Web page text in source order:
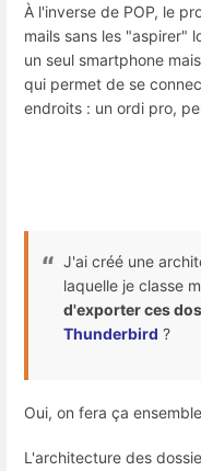
À l'inverse de POP, le
mails sans les "aspirer"
un seul smartphone
qui permet de se
endroits : un ordi pro,
J'ai créé une
laquelle je classe
d'exporter ces
Thunderbird ?
Oui, on fera ça
L'architecture des